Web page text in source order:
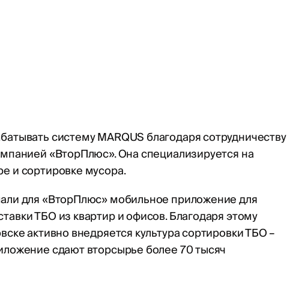
систему MARQUS благодаря сотрудничеству
«ВторПлюс». Она специализируется на
и сортировке мусора.
для «ВторПлюс» мобильное приложение для
ТБО из квартир и офисов. Благодаря этому
активно внедряется культура сортировки ТБО –
сдают вторсырье более 70 тысяч